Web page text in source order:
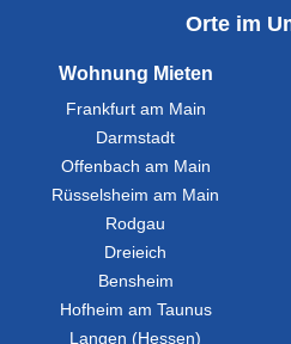
Orte im
Wohnung Mieten
Frankfurt am Main
Darmstadt
Offenbach am Main
Rüsselsheim am Main
Rodgau
Dreieich
Bensheim
Hofheim am Taunus
Langen (Hessen)